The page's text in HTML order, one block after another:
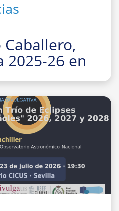
2025-26 en